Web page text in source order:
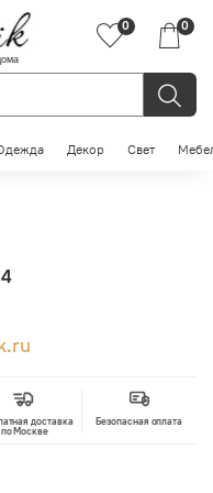
0 0
Декор Свет
доставка
по Москве
Безопасная оплата